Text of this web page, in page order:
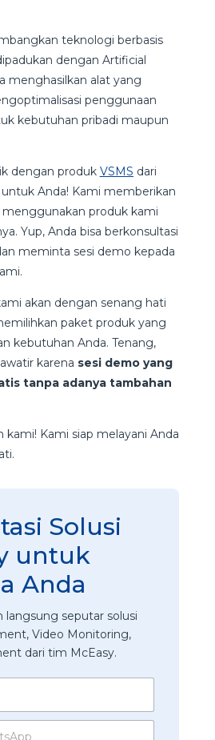
teknologi berbasis
dengan Artificial
menghasilkan alat yang
penggunaan
kebutuhan pribadi maupun
dengan produk VSMS dari
untuk Anda! Kami memberikan
produk kami
Yup, Anda bisa berkonsultasi
meminta sesi demo kepada
akan dengan senang hati
paket produk yang
kebutuhan Anda. Tenang,
karena sesi demo yang
tanpa adanya tambahan
Kami siap melayani Anda
Solusi
untuk
Anda
langsung seputar solusi
Video Monitoring,
dari tim McEasy.